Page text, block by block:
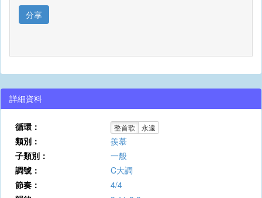
分享
詳細資料
循環： 整首歌 永遠
類別：
羨慕
子類別：
一般
調號：
C大調
節奏：
4/4